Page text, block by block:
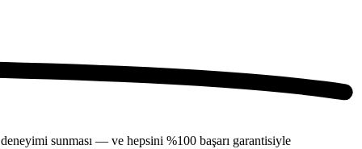
sunması — ve hepsini %100 başarı garantisiyle